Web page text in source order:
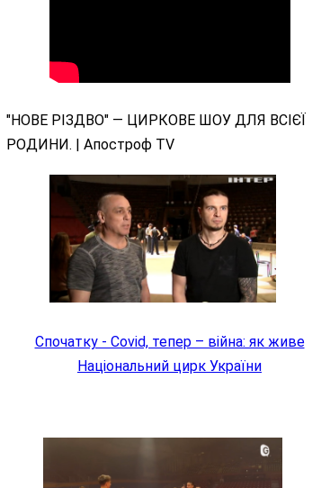
"НОВЕ РІЗДВО" — ЦИРКОВЕ ШОУ ДЛЯ ВСІЄЇ
РОДИНИ. | Апостроф TV
Спочатку - Covid, тепер – війна: як живе
Національний цирк України